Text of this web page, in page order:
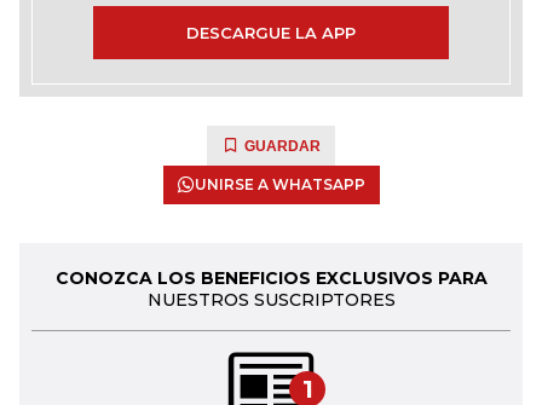
DESCARGUE LA APP
GUARDAR
UNIRSE A WHATSAPP
CONOZCA LOS BENEFICIOS EXCLUSIVOS PARA
NUESTROS SUSCRIPTORES
1